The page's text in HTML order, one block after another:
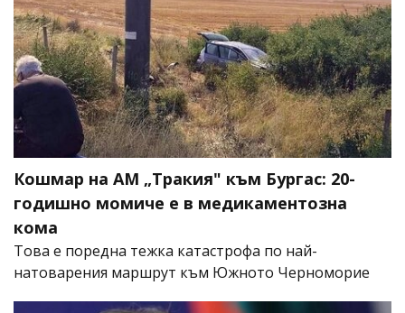
Кошмар на АМ „Тракия" към Бургас: 20-
годишно момиче е в медикаментозна
кома
Това е поредна тежка катастрофа по най-
натоварения маршрут към Южното Черноморие